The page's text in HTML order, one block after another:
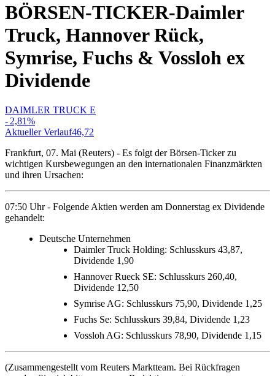
BÖRSEN-TICKER-Daimler
Truck, Hannover Rück,
Symrise, Fuchs & Vossloh ex
Dividende
DAIMLER TRUCK E
- 2,81%
Aktueller Verlauf46,72
Frankfurt, 07. Mai (Reuters) - Es folgt der Börsen-Ticker zu
wichtigen Kursbewegungen an den internationalen Finanzmärkten
und ihren Ursachen:
07:50 Uhr - Folgende Aktien werden am Donnerstag ex Dividende
gehandelt:
Deutsche Unternehmen
Daimler Truck Holding: Schlusskurs 43,87,
Dividende 1,90
Hannover Rueck SE: Schlusskurs 260,40,
Dividende 12,50
Symrise AG: Schlusskurs 75,90, Dividende 1,25
Fuchs Se: Schlusskurs 39,84, Dividende 1,23
Vossloh AG: Schlusskurs 78,90, Dividende 1,15
(Zusammengestellt vom Reuters Marktteam. Bei Rückfragen